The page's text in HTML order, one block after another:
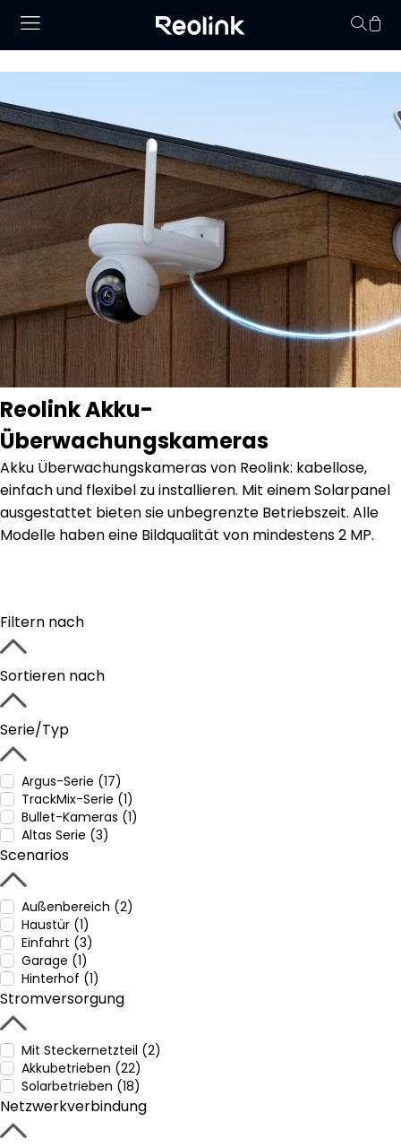
Reolink Akku-
Überwachungskameras
Akku Überwachungskameras von Reolink: kabellose,
einfach und flexibel zu installieren. Mit einem Solarpanel
ausgestattet bieten sie unbegrenzte Betriebszeit. Alle
Modelle haben eine Bildqualität von mindestens 2 MP.
Filtern nach
Sortieren nach
Serie/Typ
Argus-Serie (17)
TrackMix-Serie (1)
Bullet-Kameras (1)
Altas Serie (3)
Scenarios
Außenbereich (2)
Haustür (1)
Einfahrt (3)
Garage (1)
Hinterhof (1)
Stromversorgung
Mit Steckernetzteil (2)
Akkubetrieben (22)
Solarbetrieben (18)
Netzwerkverbindung